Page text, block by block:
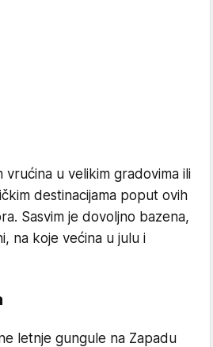
vrućina u velikim gradovima ili
destinacijama poput ovih
Sasvim je dovoljno bazena,
na koje većina u julu i
letnje gungule na Zapadu